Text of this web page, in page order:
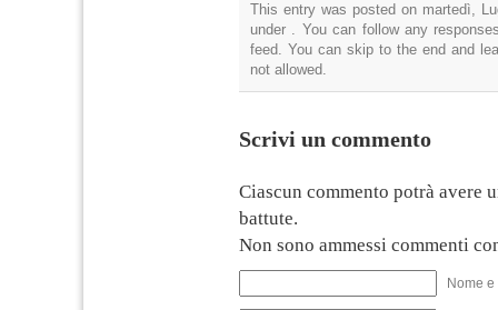
This entry was posted on martedì,
under . You can follow any
feed. You can skip to the end and
not allowed.
Scrivi un commento
Ciascun commento potrà avere
battute.
Non sono ammessi commenti
Nome